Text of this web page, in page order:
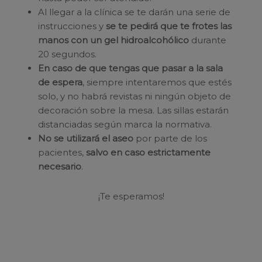
Al llegar a la clínica se te darán una serie de
instrucciones y se te pedirá que te frotes las
manos con un gel hidroalcohólico durante
20 segundos.
En caso de que tengas que pasar a la sala
de espera, siempre intentaremos que estés
solo, y no habrá revistas ni ningún objeto de
decoración sobre la mesa. Las sillas estarán
distanciadas según marca la normativa.
No se utilizará el aseo por parte de los
pacientes, salvo en caso estrictamente
necesario.
¡Te esperamos!